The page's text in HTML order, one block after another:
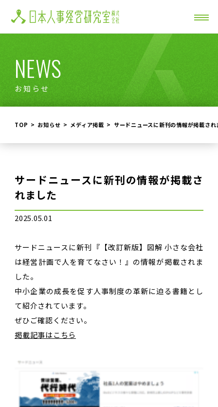
NEWS
お知らせ
TOP お知らせ メディア掲載 サードニュースに新刊の情報が掲載され
サードニュースに新刊の情報が掲載さ
れました
2025.05.01
サードニュースに新刊『【改訂新版】図解 小さな会社
は経営計画で人を育てなさい！』の情報が掲載されま
した。
中小企業の成長を促す人事制度の革新に迫る書籍とし
て紹介されています。
ぜひご確認ください。
掲載記事はこちら